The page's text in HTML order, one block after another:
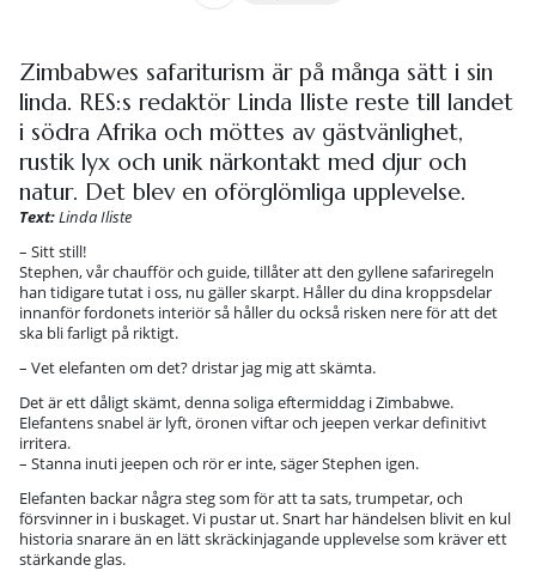
Zimbabwes safariturism är på många sätt i sin
linda. RES:s redaktör Linda Iliste reste till landet
i södra Afrika och möttes av gästvänlighet,
rustik lyx och unik närkontakt med djur och
natur. Det blev en oförglömliga upplevelse.
Text:Linda Iliste
– Sitt still!
Stephen, vår chaufför och guide, tillåter att den gyllene safariregeln
han tidigare tutat i oss, nu gäller skarpt. Håller du dina kroppsdelar
innanför fordonets interiör så håller du också risken nere för att det
ska bli farligt på riktigt.
– Vet elefanten om det? dristar jag mig att skämta.
Det är ett dåligt skämt, denna soliga eftermiddag i Zimbabwe.
Elefantens snabel är lyft, öronen viftar och jeepen verkar definitivt
irritera.
– Stanna inuti jeepen och rör er inte, säger Stephen igen.
Elefanten backar några steg som för att ta sats, trumpetar, och
försvinner in i buskaget. Vi pustar ut. Snart har händelsen blivit en kul
historia snarare än en lätt skräckinjagande upplevelse som kräver ett
stärkande glas.